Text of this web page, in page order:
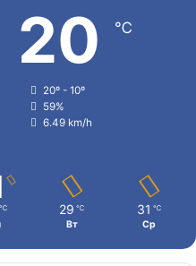
20 ℃
20º - 10º
59%
6.49 km/h
℃ 29 ℃
Вт
31 ℃
Ср